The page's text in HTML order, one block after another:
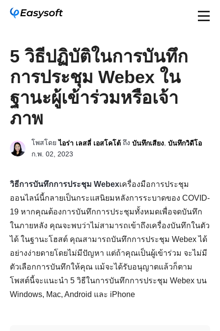
5 วิธีปฏิบัติในการบันทึก
การประชุม Webex ใน
ฐานะผู้เข้าร่วมหรือเจ้า
ภาพ
โพสโดยไอร่า เลสลี่ เอสโคโต้ ถึง บันทึกเสียง บันทึกวิดีโอ
ก.พ. 02, 2023
วิธีการบันทึกการประชุม Webexเครื่องมือการประชุม
ออนไลน์นี้กลายเป็นกระแสนิยมหลังการระบาดของ COVID-
19 หากคุณต้องการบันทึกการประชุมทั้งหมดเพื่อจดบันทึก
ในภายหลัง คุณจะพบว่าไม่สามารถเข้าถึงเครื่องบันทึกในตัว
ได้ ในฐานะโฮสต์ คุณสามารถบันทึกการประชุม Webex ได้
อย่างง่ายดายโดยไม่มีปัญหา แต่ถ้าคุณเป็นผู้เข้าร่วม จะไม่มี
ตัวเลือกการบันทึกให้คุณ แม้จะได้รับอนุญาตแล้วก็ตาม
โพสต์นี้จะแนะนำ 5 วิธีในการบันทึกการประชุม Webex บน
Windows, Mac, Android และ iPhone